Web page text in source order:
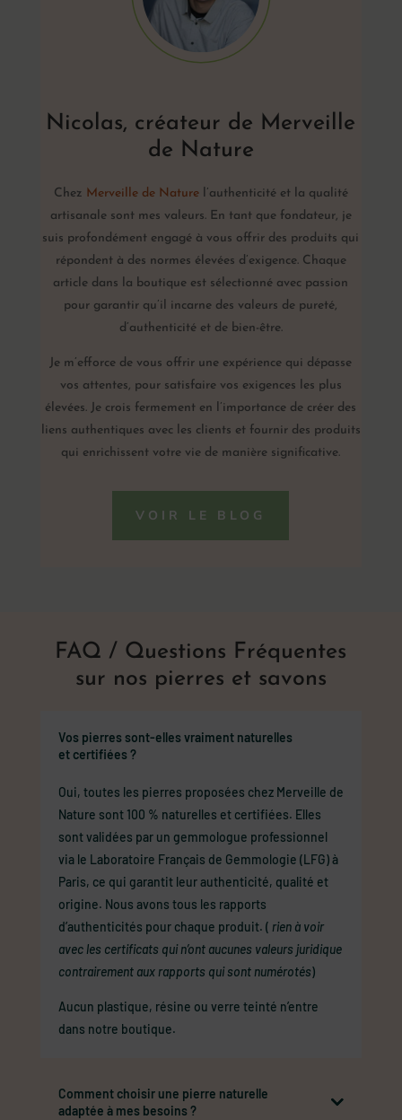
Nicolas, créateur de Merveille
de Nature
Chez Merveille de Naturel’authenticité et la qualité
artisanale sont mes valeurs. En tant que fondateur, je
suis profondément engagé à vous offrir des produits qui
répondent à des normes élevées d’exigence. Chaque
article dans la boutique est sélectionné avec passion
pour garantir qu’il incarne des valeurs de pureté,
d’authenticité et de bien-être.
Je m’efforce de vous offrir une expérience qui dépasse
vos attentes, pour satisfaire vos exigences les plus
élevées. Je crois fermement en l’importance de créer des
liens authentiques avec les clients et fournir des produits
qui enrichissent votre vie de manière significative.
VOIR LE BLOG
FAQ / Questions Fréquentes
sur nos pierres et savons
Vos pierres sont-elles vraiment naturelles
et certifiées ?
Oui, toutes les pierres proposées chez Merveille de
Nature sont 100 % naturelles et certifiées. Elles
sont validées par un gemmologue professionnel
via le Laboratoire Français de Gemmologie (LFG) à
Paris, ce qui garantit leur authenticité, qualité et
origine. Nous avons tous les rapports
d’authenticités pour chaque produit. ( rien à voir
avec les certificats qui n’ont aucunes valeurs juridique
contrairement aux rapports qui sont numérotés)
Aucun plastique, résine ou verre teinté n’entre
dans notre boutique.
Comment choisir une pierre naturelle
adaptée à mes besoins ?